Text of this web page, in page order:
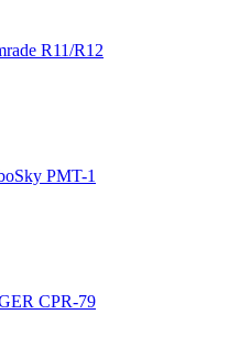
R11/R12
PMT-1
CPR-79